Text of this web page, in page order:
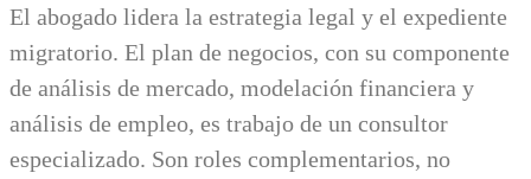
El abogado lidera la estrategia legal y el expediente
migratorio. El plan de negocios, con su componente
de análisis de mercado, modelación financiera y
análisis de empleo, es trabajo de un consultor
especializado. Son roles complementarios, no